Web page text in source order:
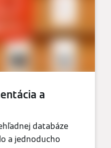
a
databáze
a jednoducho